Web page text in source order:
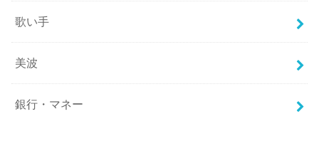
歌い手
美波
銀行・マネー